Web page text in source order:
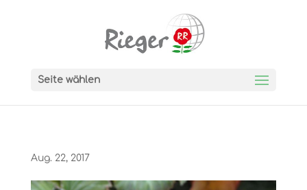
Seite wählen
Aug. 22, 2017